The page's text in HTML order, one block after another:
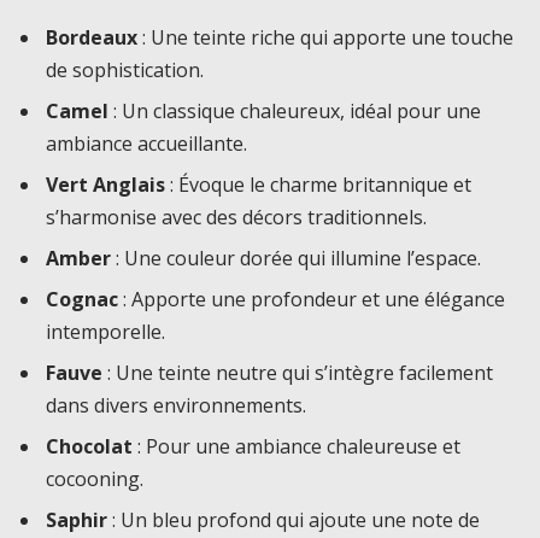
Bordeaux: Une teinte riche qui apporte une touche
de sophistication.
Camel : Un classique chaleureux, idéal pour une
ambiance accueillante.
Vert Anglais: Évoque le charme britannique et
s’harmonise avec des décors traditionnels.
Amber: Une couleur dorée qui illumine l’espace.
Cognac: Apporte une profondeur et une élégance
intemporelle.
Fauve : Une teinte neutre qui s’intègre facilement
dans divers environnements.
Chocolat : Pour une ambiance chaleureuse et
cocooning.
Saphir: Un bleu profond qui ajoute une note de